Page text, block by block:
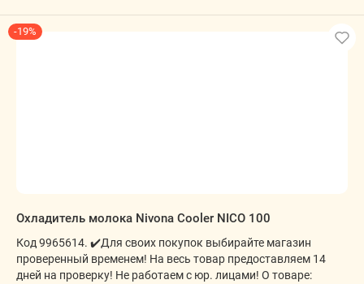
-19%
Охладитель молока Nivona Cooler NICO 100
Код 9965614. ✔️Для своих покупок выбирайте магазин
проверенный временем! На весь товар предоставляем 14
дней на проверку! Не работаем с юр. лицами! О товаре: